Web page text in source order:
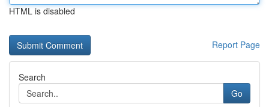
HTML is disabled
Report Page
Search
Go